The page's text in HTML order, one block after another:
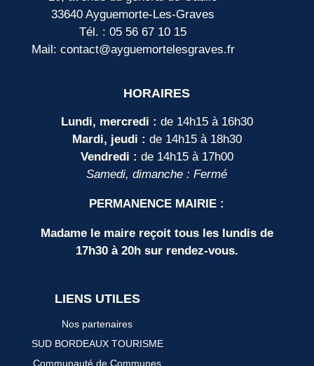
33640 Ayguemorte-Les-Graves
Tél. : 05 56 67 10 15
Mail: contact@ayguemortelesgraves.fr
HORAIRES
Lundi, mercredi : de 14h15 à 16h30
Mardi, jeudi : de 14h15 à 18h30
Vendredi : de 14h15 à 17h00
Samedi, dimanche : Fermé
PERMANENCE MAIRIE :
Madame le maire reçoit tous les lundis de
17h30 à 20h sur rendez-vous.
LIENS UTILES
Nos partenaires
SUD BORDEAUX TOURISME
Communauté de Communes